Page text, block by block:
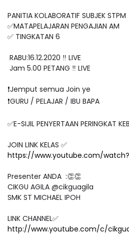
PANITIA KOLABORATIF SUBJEK STPM
✅MATAPELAJARAN PENGAJIAN AM
✅ TINGKATAN 6
RABU:16.12.2020 ‼️ LIVE
Jam 5.00 PETANG ‼️ LIVE
❗️Jemput semua Join ye
❗️GURU / PELAJAR / IBU BAPA
✅E-SIJIL PENYERTAAN PERINGKAT
JOIN LINK KELAS ✅
https://www.youtube.com/
Presenter ANDA :👏👏
CIKGU AGILA @cikguagila
SMK ST MICHAEL IPOH
LINK CHANNEL✅
http://www.youtube.com/c/